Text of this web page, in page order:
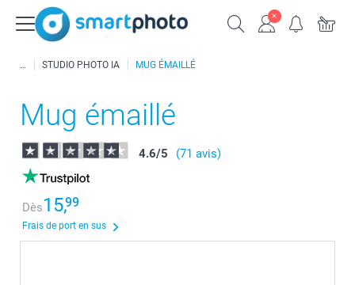
STUDIO PHOTO IA MUG ÉMAILLÉ
Mug émaillé
4.6/5 (71 avis)
Dès15,99
Frais de port en sus